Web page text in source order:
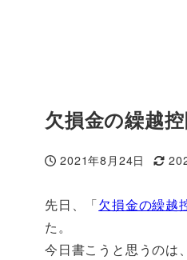
欠損金の繰越
投稿日
2021年8月24日
更新
先日、「欠損金の繰越
た。
今日書こうと思うのは